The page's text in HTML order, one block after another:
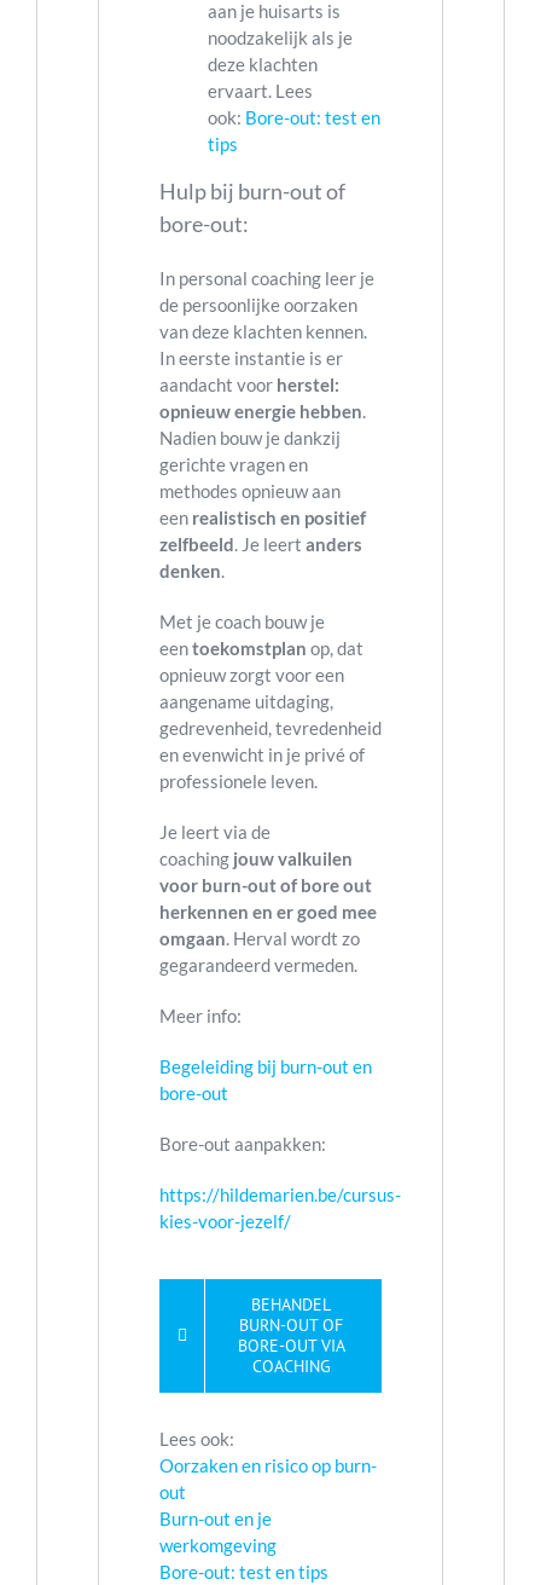
aan je huisarts is
noodzakelijk als je
deze klachten
ervaart. Lees
ook: Bore-out: test en
tips
Hulp bij burn-out of
bore-out:
In personal coaching leer je
de persoonlijke oorzaken
van deze klachten kennen.
In eerste instantie is er
aandacht voor herstel:
opnieuw energie hebben.
Nadien bouw je dankzij
gerichte vragen en
methodes opnieuw aan
een realistisch en positief
zelfbeeld. Je leert anders
denken.
Met je coach bouw je
eentoekomstplan op, dat
opnieuw zorgt voor een
aangename uitdaging,
gedrevenheid, tevredenheid
en evenwicht in je privé of
professionele leven.
Je leert via de
coaching jouw valkuilen
voor burn-out of bore out
herkennen en er goed mee
omgaan. Herval wordt zo
gegarandeerd vermeden.
Meer info:
Begeleiding bij burn-out en
bore-out
Bore-out aanpakken:
https://hildemarien.be/cursus-
kies-voor-jezelf/
BEHANDEL
BURN-OUT OF
BORE-OUT VIA
COACHING
Lees ook:
Oorzaken en risico op burn-
out
Burn-out en je
werkomgeving
Bore-out: test en tips